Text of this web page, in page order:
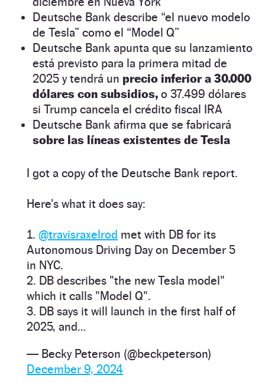
Deutsche Bank describe “el nuevo modelo
de Tesla” como el “Model Q”
Deutsche Bank apunta que su lanzamiento
está previsto para la primera mitad de
2025 y tendrá un precio inferior a 30.000
dólares con subsidios, o 37.499 dólares
si Trump cancela el crédito fiscal IRA
Deutsche Bank afirma que se fabricará
sobre las líneas existentes de Tesla
I got a copy of the Deutsche Bank report.
Here's what it does say:
1. @travisraxelrod met with DB for its
Autonomous Driving Day on December 5
in NYC.
2. DB describes "the new Tesla model"
which it calls "Model Q".
3. DB says it will launch in the first half of
2025, and…
— Becky Peterson (@beckpeterson)
December 9, 2024